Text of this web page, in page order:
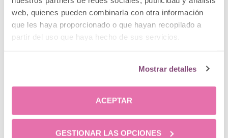
web, quienes pueden combinarla con otra información
que les haya proporcionado o que hayan recopilado a
partir del uso que haya hecho de sus servicios.
Mostrar detalles
ACEPTAR
GESTIONAR LAS OPCIONES
Dra. María Dolores